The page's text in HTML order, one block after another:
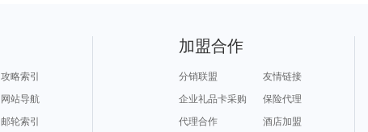
攻略索引
网站导航
邮轮索引
加盟合作
分销联盟
友情链接
企业礼品卡采购
保险代理
代理合作
酒店加盟